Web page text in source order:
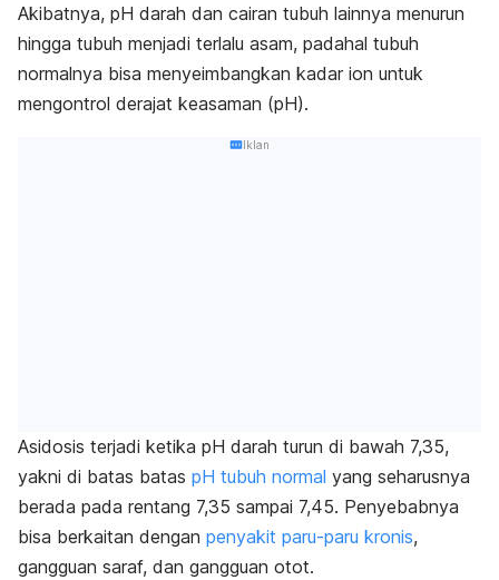
Akibatnya, pH darah dan cairan tubuh lainnya menurun
hingga tubuh menjadi terlalu asam, padahal tubuh
normalnya bisa menyeimbangkan kadar ion untuk
mengontrol derajat keasaman (pH).
Iklan
Asidosis terjadi ketika pH darah turun di bawah 7,35,
yakni di batas batas pH tubuh normal yang seharusnya
berada pada rentang 7,35 sampai 7,45. Penyebabnya
bisa berkaitan dengan penyakit paru-paru kronis,
gangguan saraf, dan gangguan otot.